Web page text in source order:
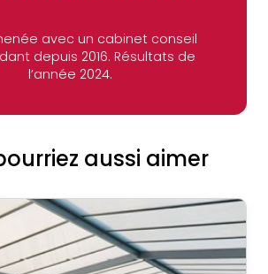
avec un cabinet conseil
depuis 2016. Résultats de
l’année 2024.
aussi aimer